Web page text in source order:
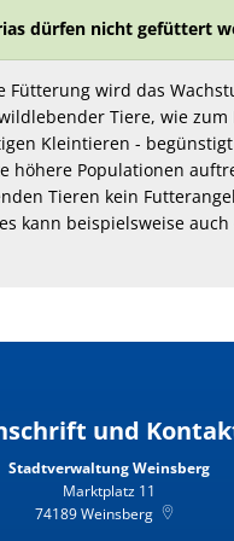
dürfen nicht gefüttert
Fütterung wird das
Tiere, wie zum
Kleintieren -
höhere Populationen
Tieren kein
kann beispielsweise
und
Stadtverwaltung Weinsberg
Marktplatz 11
74189Weinsberg